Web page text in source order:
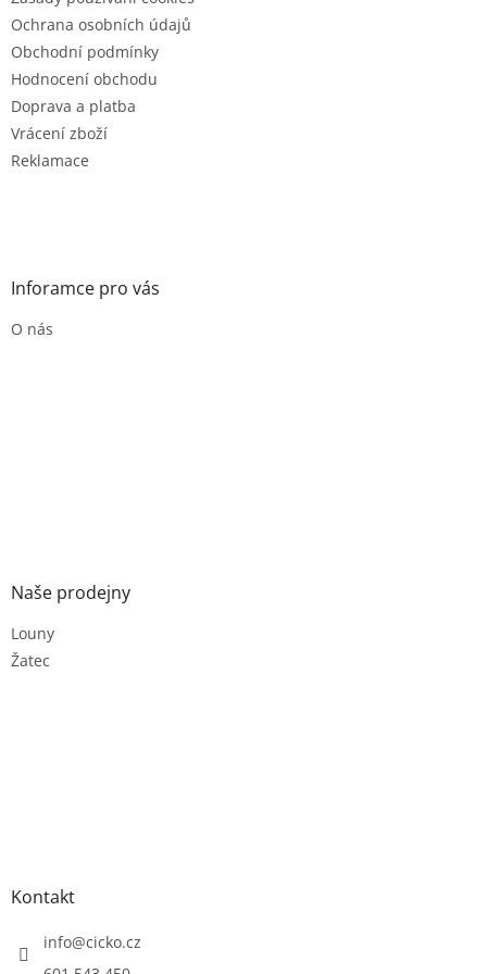
Ochrana osobních údajů
Obchodní podmínky
Hodnocení obchodu
Doprava a platba
Vrácení zboží
Reklamace
Inforamce pro vás
O nás
Naše prodejny
Louny
Žatec
Kontakt
info@cicko.cz